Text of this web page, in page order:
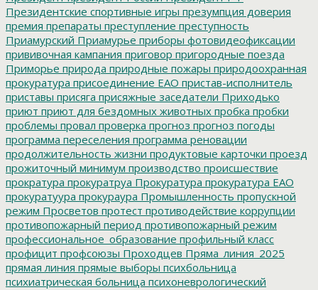
Президентские спортивные игры презумпция доверия
премия препараты преступление преступность
Приамурский Приамурье приборы фотовидеофиксации
прививочная кампания приговор пригородные поезда
Приморье природа природные пожары природоохранная
прокуратура присоединение ЕАО пристав-исполнитель
приставы присяга присяжные заседатели Приходько
приют приют для бездомных животных пробка пробки
проблемы провал проверка прогноз прогноз погоды
программа переселения программа реновации
продолжительность жизни продуктовые карточки проезд
прожиточный минимум производство происшествие
прократура прокуратруа Прокуратура прокуратура ЕАО
прокуратуура прокураура Промышленность пропускной
режим Просветов протест противодействие коррупции
противопожарный период противопожарный режим
профессиональное_образование профильный класс
профицит профсоюзы Проходцев Пряма_линия_2025
прямая линия прямые выборы психбольница
психиатрическая больница психоневрологический